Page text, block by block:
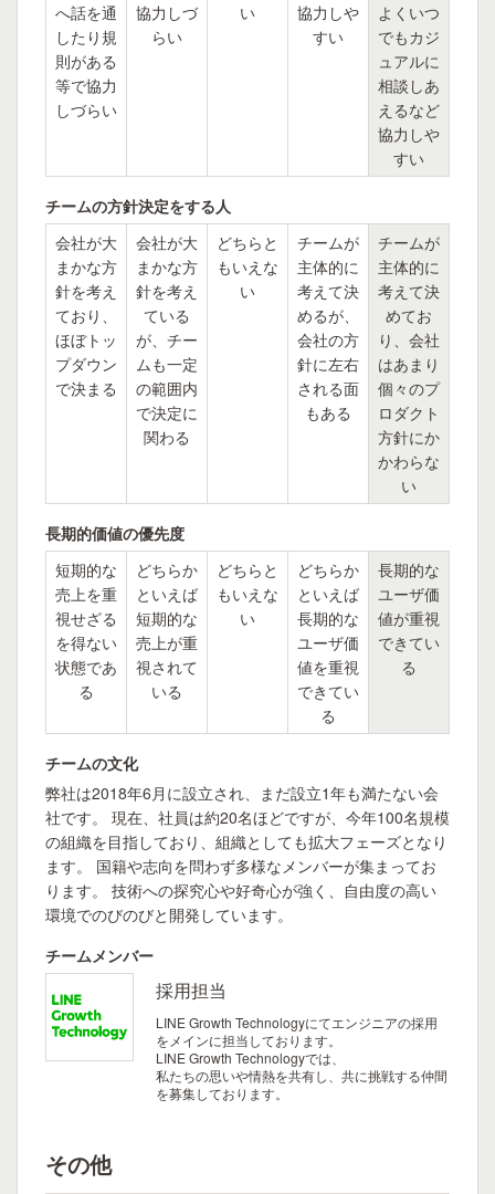
へ話を通
したり規
則がある
等で協力
しづらい
協力しづ
らい
い
協力しや
すい
よくいつ
でもカジ
ュアルに
相談しあ
えるなど
協力しや
すい
チームの方針決定をする人
会社が大
まかな方
針を考え
ており、
ほぼトッ
プダウン
で決まる
会社が大
まかな方
針を考え
ている
が、チー
ムも一定
の範囲内
で決定に
関わる
どちらと
もいえな
い
チームが
主体的に
考えて決
めるが、
会社の方
針に左右
される面
もある
チームが
主体的に
考えて決
めてお
り、会社
はあまり
個々のプ
ロダクト
方針にか
かわらな
い
長期的価値の優先度
短期的な
売上を重
視せざる
を得ない
状態であ
る
どちらか
といえば
短期的な
売上が重
視されて
いる
どちらと
もいえな
い
どちらか
といえば
長期的な
ユーザ価
値を重視
できてい
る
長期的な
ユーザ価
値が重視
できてい
る
チームの文化
弊社は2018年6月に設立され、まだ設立1年も満たない会
社です。 現在、社員は約20名ほどですが、今年100名規模
の組織を目指しており、組織としても拡大フェーズとなり
ます。 国籍や志向を問わず多様なメンバーが集まってお
ります。 技術への探究心や好奇心が強く、自由度の高い
環境でのびのびと開発しています。
チームメンバー
採用担当
LINE Growth Technologyにてエンジニアの採用
をメインに担当しております。
LINE Growth Technologyでは、
私たちの思いや情熱を共有し、共に挑戦する仲間
を募集しております。
その他